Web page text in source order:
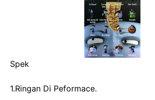
Spek
1.Ringan Di Peformace.